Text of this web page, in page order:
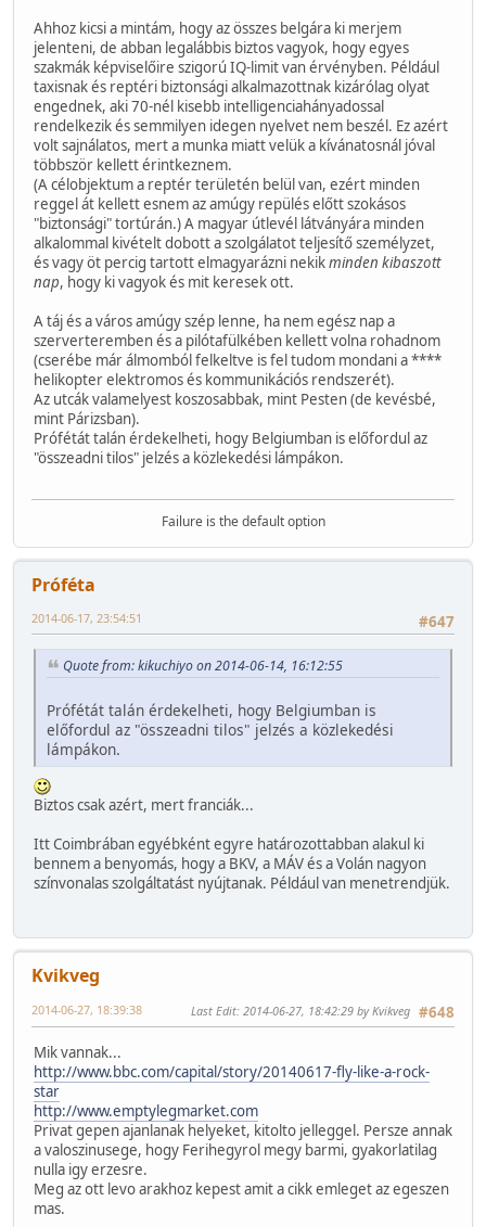
Ahhoz kicsi a mintám, hogy az összes belgára ki merjem
jelenteni, de abban legalábbis biztos vagyok, hogy egyes
szakmák képviselőire szigorú IQ-limit van érvényben. Például
taxisnak és reptéri biztonsági alkalmazottnak kizárólag olyat
engednek, aki 70-nél kisebb intelligenciahányadossal
rendelkezik és semmilyen idegen nyelvet nem beszél. Ez azért
volt sajnálatos, mert a munka miatt velük a kívánatosnál jóval
többször kellett érintkeznem.
(A célobjektum a reptér területén belül van, ezért minden
reggel át kellett esnem az amúgy repülés előtt szokásos
"biztonsági" tortúrán.) A magyar útlevél látványára minden
alkalommal kivételt dobott a szolgálatot teljesítő személyzet,
és vagy öt percig tartott elmagyarázni nekikminden kibaszott
nap, hogy ki vagyok és mit keresek ott.
A táj és a város amúgy szép lenne, ha nem egész nap a
szerverteremben és a pilótafülkében kellett volna rohadnom
(cserébe már álmomból felkeltve is fel tudom mondani a ****
helikopter elektromos és kommunikációs rendszerét).
Az utcák valamelyest koszosabbak, mint Pesten (de kevésbé,
mint Párizsban).
Prófétát talán érdekelheti, hogy Belgiumban is előfordul az
"összeadni tilos" jelzés a közlekedési lámpákon.
Failure is the default option
Próféta
#647
2014-06-17, 23:54:51
Quote from: kikuchiyo on 2014-06-14, 16:12:55
Prófétát talán érdekelheti, hogy Belgiumban is
előfordul az "összeadni tilos" jelzés a közlekedési
lámpákon.
Biztos csak azért, mert franciák...
Itt Coimbrában egyébként egyre határozottabban alakul ki
bennem a benyomás, hogy a BKV, a MÁV és a Volán nagyon
színvonalas szolgáltatást nyújtanak. Például van menetrendjük.
Kvikveg
#648
2014-06-27, 18:39:38 Last Edit: 2014-06-27, 18:42:29 by Kvikveg
Mik vannak...
http://www.bbc.com/capital/story/20140617-fly-like-a-rock-
star
http://www.emptylegmarket.com
Privat gepen ajanlanak helyeket, kitolto jelleggel. Persze annak
a valoszinusege, hogy Ferihegyrol megy barmi, gyakorlatilag
nulla igy erzesre.
Meg az ott levo arakhoz kepest amit a cikk emleget az egeszen
mas.